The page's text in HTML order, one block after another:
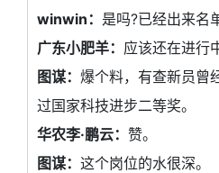
winwin： 是吗?已经出来名
广东小肥羊： 应该还在进行
图谋： 爆个料，有查新员曾
过国家科技进步二等奖。
华农李·鹏云： 赞。
图谋： 这个岗位的水很深。